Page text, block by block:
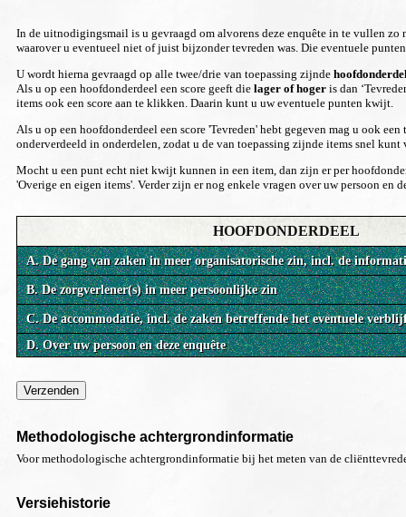
In de uitnodigingsmail is u gevraagd om alvorens deze enquête in te vullen
waarover u eventueel niet of juist bijzonder tevreden was. Die eventuele
U wordt hierna gevraagd op alle twee/drie van toepassing zijnde
Als u op een hoofdonderdeel een score geeft die lager of hoger is dan
items ook een score aan te klikken. Daarin kunt u uw eventuele punten kwijt.
Als u op een hoofdonderdeel een score 'Tevreden' hebt gegeven mag u ook
onderverdeeld in onderdelen, zodat u de van toepassing zijnde items snel
Mocht u een punt echt niet kwijt kunnen in een item, dan zijn er per
'Overige en eigen items'. Verder zijn er nog enkele vragen over uw persoon en
HOOFDONDERDEEL
A. De gang van zaken in meer organisatorische zin, incl. de
B. De zorgverlener(s) in meer persoonlijke zin
C. De accommodatie, incl. de zaken betreffende het eventuele
D. Over uw persoon en deze enquête
Methodologische achtergrondinformatie
Voor methodologische achtergrondinformatie bij het meten van de
Versiehistorie